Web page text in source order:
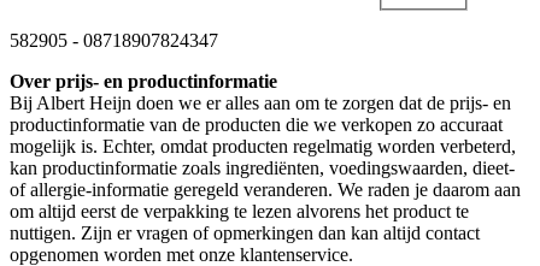
582905 - 08718907824347
Over prijs- en productinformatie
Bij Albert Heijn doen we er alles aan om te zorgen dat de prijs- en
productinformatie van de producten die we verkopen zo accuraat
mogelijk is. Echter, omdat producten regelmatig worden verbeterd,
kan productinformatie zoals ingrediënten, voedingswaarden, dieet-
of allergie-informatie geregeld veranderen. We raden je daarom aan
om altijd eerst de verpakking te lezen alvorens het product te
nuttigen. Zijn er vragen of opmerkingen dan kan altijd contact
opgenomen worden met onze klantenservice.